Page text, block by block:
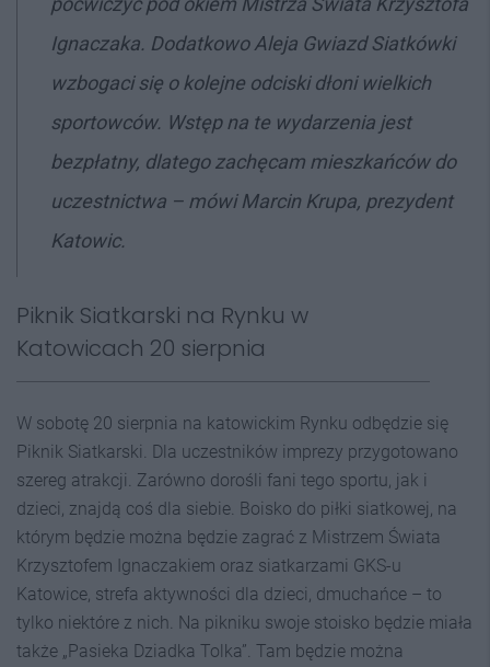
Ignaczaka. Dodatkowo Aleja Gwiazd Siatkówki
wzbogaci się o kolejne odciski dłoni wielkich
sportowców. Wstęp na te wydarzenia jest
bezpłatny, dlatego zachęcam mieszkańców do
uczestnictwa – mówi Marcin Krupa, prezydent
Katowic.
Piknik Siatkarski na Rynku w
Katowicach 20 sierpnia
W sobotę 20 sierpnia na katowickim Rynku odbędzie się
Piknik Siatkarski. Dla uczestników imprezy przygotowano
szereg atrakcji. Zarówno dorośli fani tego sportu, jak i
dzieci, znajdą coś dla siebie. Boisko do piłki siatkowej, na
którym będzie można będzie zagrać z Mistrzem Świata
Krzysztofem Ignaczakiem oraz siatkarzami GKS-u
Katowice, strefa aktywności dla dzieci, dmuchańce – to
tylko niektóre z nich. Na pikniku swoje stoisko będzie miała
także „Pasieka Dziadka Tolka”. Tam będzie można